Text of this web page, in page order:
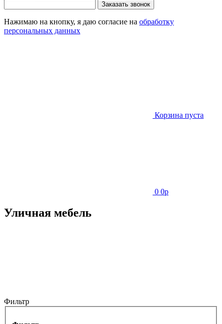
Заказать звонок
Нажимаю на кнопку, я даю согласие на обработку
персональных данных
Корзина пуста
0 0p
Уличная мебель
Фильтр